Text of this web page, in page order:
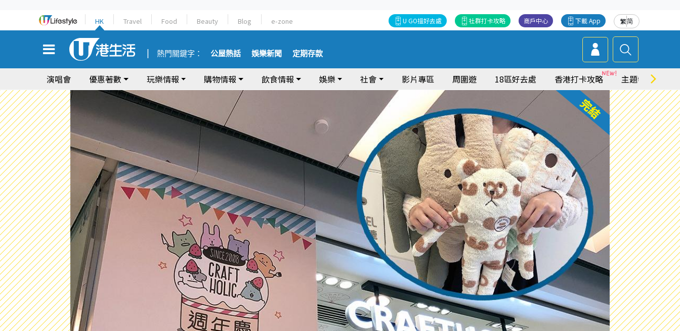
HK Travel Food Beauty Blog e-zone 繁简
下載 App
商戶中心
社群打卡攻略
U GO搵好去處
熱門關鍵字： 公屋熱話 娛樂新聞 定期存款
演唱會 優惠著數 玩樂情報 購物情報 飲食情報 娛樂 社會 影片專區 周圍遊 18區好去處 香港打卡攻略 主題特集